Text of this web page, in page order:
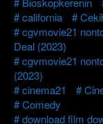
california
cgvmovie21
Deal (2023)
cgvmovie21
(2023)
cinema21
Comedy
download film